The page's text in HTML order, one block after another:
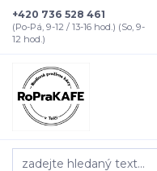
+420 736 528 461
(Po-Pá, 9-12 / 13-16 hod.) (So, 9-
12 hod.)